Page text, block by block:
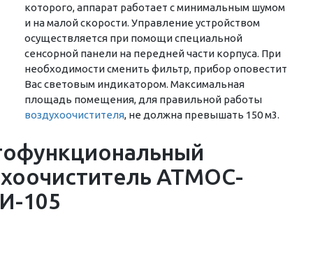
которого, аппарат работает с минимальным шумом
и на малой скорости. Управление устройством
осуществляется при помощи специальной
сенсорной панели на передней части корпуса. При
необходимости сменить фильтр, прибор оповестит
Вас световым индикатором. Максимальная
площадь помещения, для правильной работы
воздухоочистителя, не должна превышать 150 м3.